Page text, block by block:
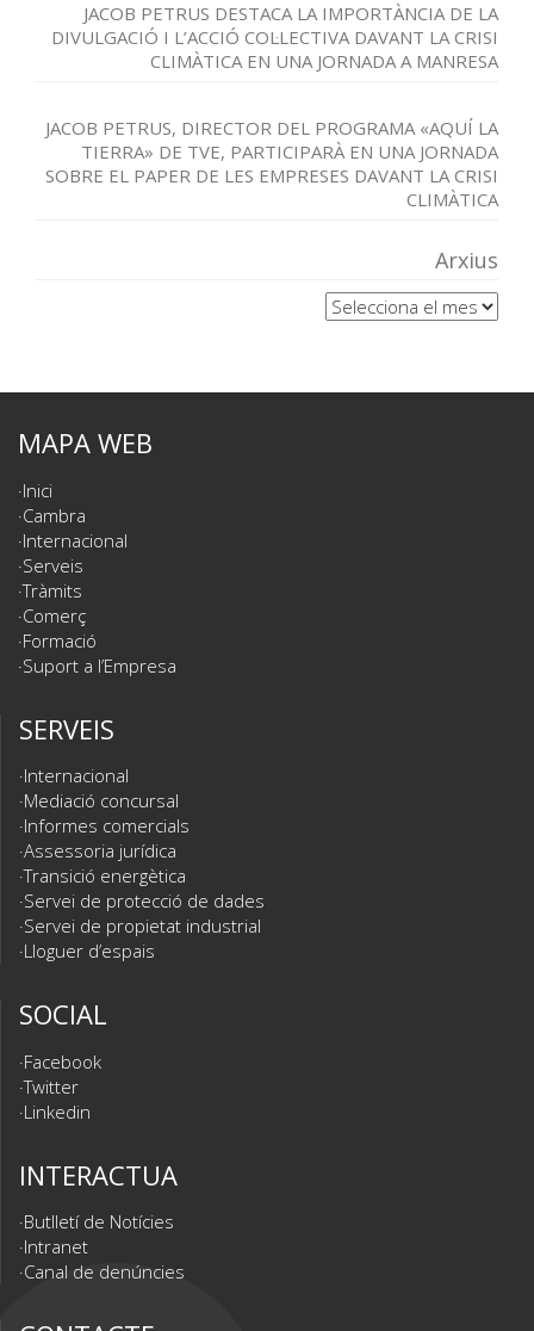
JACOB PETRUS DESTACA LA IMPORTÀNCIA DE LA
DIVULGACIÓ I L’ACCIÓ COL·LECTIVA DAVANT LA CRISI
CLIMÀTICA EN UNA JORNADA A MANRESA
JACOB PETRUS, DIRECTOR DEL PROGRAMA «AQUÍ LA
TIERRA» DE TVE, PARTICIPARÀ EN UNA JORNADA
SOBRE EL PAPER DE LES EMPRESES DAVANT LA CRISI
CLIMÀTICA
Arxius
Arxius
MAPA WEB
Inici
Cambra
Internacional
Serveis
Tràmits
Comerç
Formació
Suport a l’Empresa
SERVEIS
Internacional
Mediació concursal
Informes comercials
Assessoria jurídica
Transició energètica
Servei de protecció de dades
Servei de propietat industrial
Lloguer d’espais
SOCIAL
Facebook
Twitter
Linkedin
INTERACTUA
Butlletí de Notícies
Intranet
Canal de denúncies